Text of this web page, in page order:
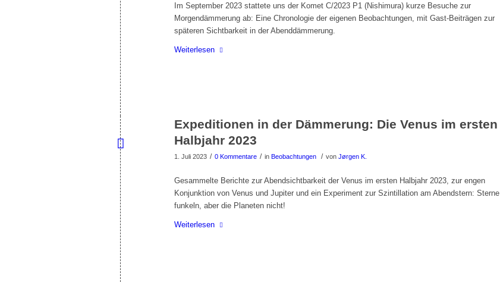
Im September 2023 stattete uns der Komet C/2023 P1 (Nishimura) kurze Besuche zur
Morgendämmerung ab: Eine Chronologie der eigenen Beobachtungen, mit Gast-Beiträgen zur
späteren Sichtbarkeit in der Abenddämmerung.
Weiterlesen
Expeditionen in der Dämmerung: Die Venus im ersten
Halbjahr 2023
1. Juli 2023 / 0 Kommentare / in Beobachtungen / von Jørgen K.
Gesammelte Berichte zur Abendsichtbarkeit der Venus im ersten Halbjahr 2023, zur engen
Konjunktion von Venus und Jupiter und ein Experiment zur Szintillation am Abendstern: Sterne
funkeln, aber die Planeten nicht!
Weiterlesen